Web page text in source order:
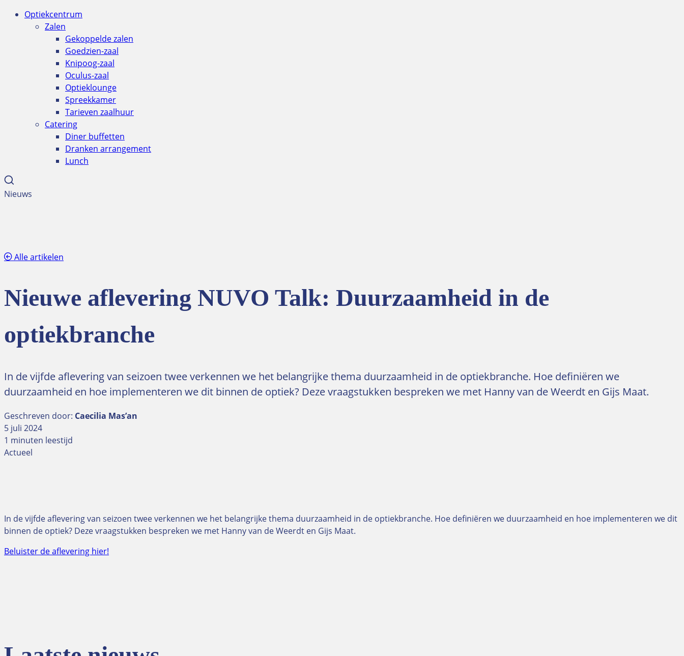
Optiekcentrum
Zalen
Gekoppelde zalen
Goedzien-zaal
Knipoog-zaal
Oculus-zaal
Optieklounge
Spreekkamer
Tarieven zaalhuur
Catering
Diner buffetten
Dranken arrangement
Lunch
Nieuws
Alle artikelen
Nieuwe aflevering NUVO Talk: Duurzaamheid in de
optiekbranche
In de vijfde aflevering van seizoen twee verkennen we het belangrijke thema duurzaamheid in de optiekbranche. Hoe definiëren we
duurzaamheid en hoe implementeren we dit binnen de optiek? Deze vraagstukken bespreken we met Hanny van de Weerdt en Gijs Maat.
Geschreven door: Caecilia Mas’an
5 juli 2024
1 minuten leestijd
Actueel
In de vijfde aflevering van seizoen twee verkennen we het belangrijke thema duurzaamheid in de optiekbranche. Hoe definiëren we duurzaamheid en hoe implementeren we dit
binnen de optiek? Deze vraagstukken bespreken we met Hanny van de Weerdt en Gijs Maat.
Beluister de aflevering hier!